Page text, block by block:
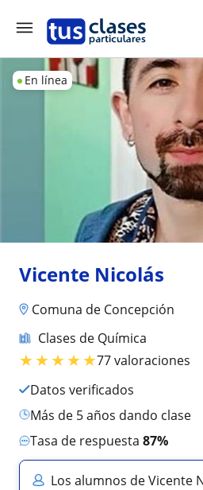
En línea
Vicente Nicolás
Comuna de Concepción
Clases de Química
★★★★★77 valoraciones
Datos verificados
más de 5 años dando clase
Tasa de respuesta 87%
Los alumnos de Vicente